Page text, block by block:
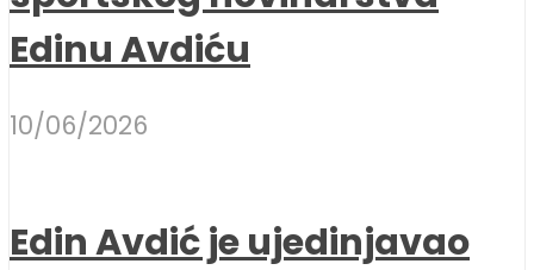
Edinu Avdiću
10/06/2026
Edin Avdić je ujedinjavao